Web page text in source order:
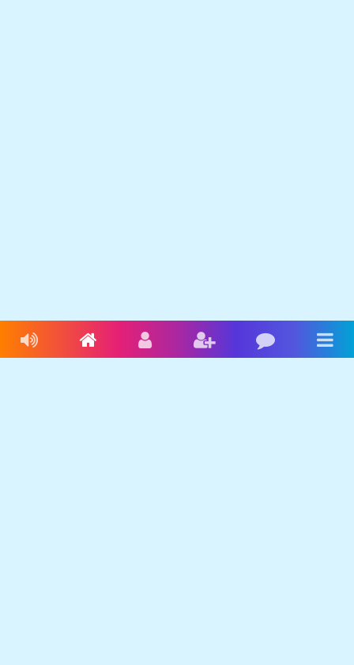
Livres audioAccueil ConnexionInscriptionBlog